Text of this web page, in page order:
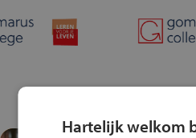
Hartelijk welkom